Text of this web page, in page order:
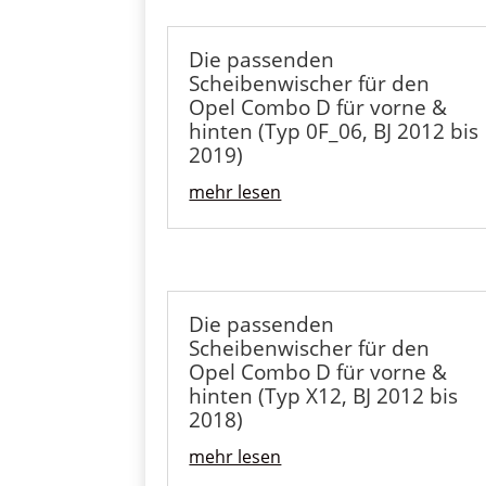
Die passenden
Scheibenwischer für den
Opel Combo D für vorne &
hinten (Typ 0F_06, BJ 2012 bis
2019)
mehr lesen
Die passenden
Scheibenwischer für den
Opel Combo D für vorne &
hinten (Typ X12, BJ 2012 bis
2018)
mehr lesen